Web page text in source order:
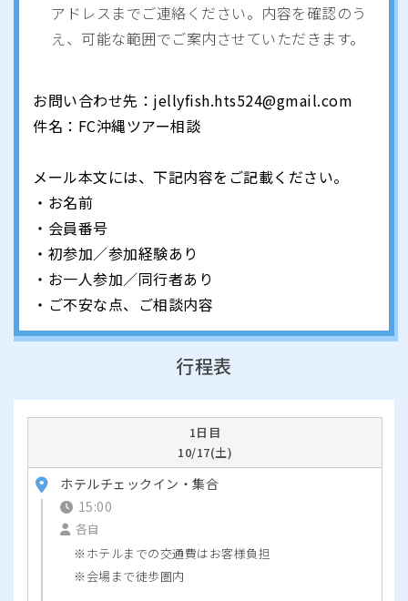
アドレスまでご連絡ください。内容を確認のう
え、可能な範囲でご案内させていただきます。
お問い合わせ先：jellyfish.hts524@gmail.com
件名：FC沖縄ツアー相談
メール本文には、下記内容をご記載ください。
・お名前
・会員番号
・初参加／参加経験あり
・お一人参加／同行者あり
・ご不安な点、ご相談内容
行程表
1日目
10/17(土)
ホテルチェックイン・集合
15:00
各自
ホテルまでの交通費はお客様負担
会場まで徒歩圏内